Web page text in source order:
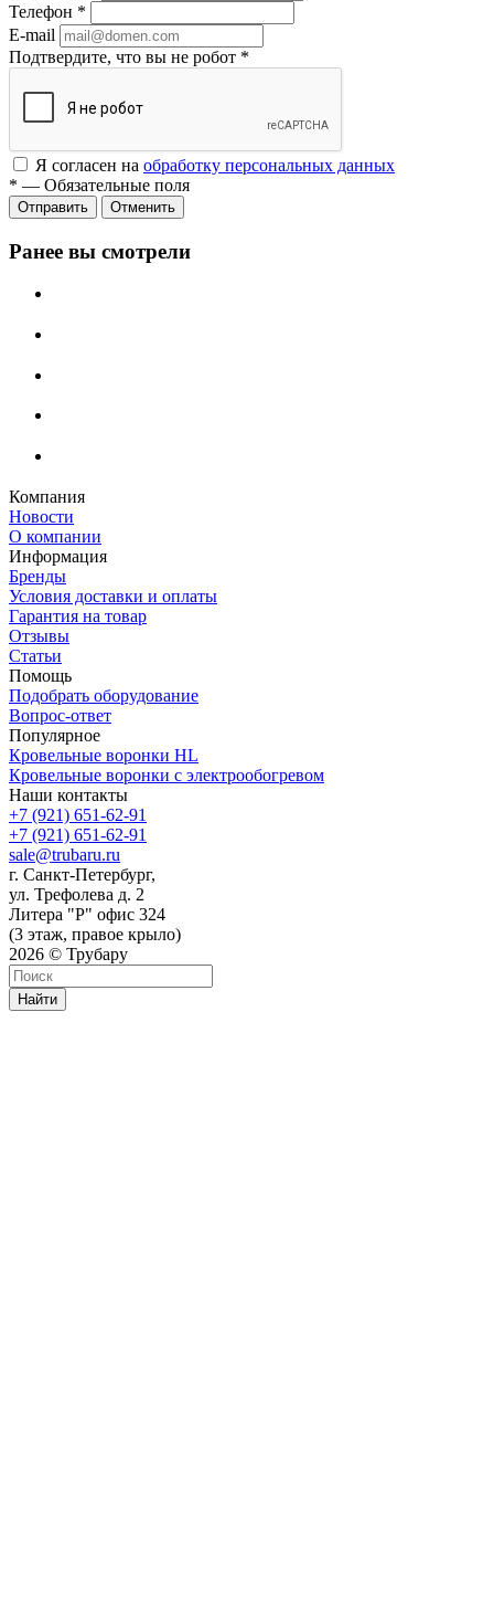
Телефон *
E-mail
Подтвердите, что вы не робот *
Я согласен на обработку персональных данных
* — Обязательные поля
Отменить
Ранее вы смотрели
Компания
Новости
О компании
Информация
Бренды
Условия доставки и оплаты
Гарантия на товар
Отзывы
Статьи
Помощь
Подобрать оборудование
Вопрос-ответ
Популярное
Кровельные воронки HL
Кровельные воронки с электрообогревом
Наши контакты
+7 (921) 651-62-91
+7 (921) 651-62-91
sale@trubaru.ru
г. Санкт-Петербург,
ул. Трефолева д. 2
Литера "Р" офис 324
(3 этаж, правое крыло)
2026 © Трубару
Найти